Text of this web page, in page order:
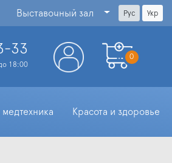
Выставочный зал Рус Укр
33
18:00
0
Красота и здоровье